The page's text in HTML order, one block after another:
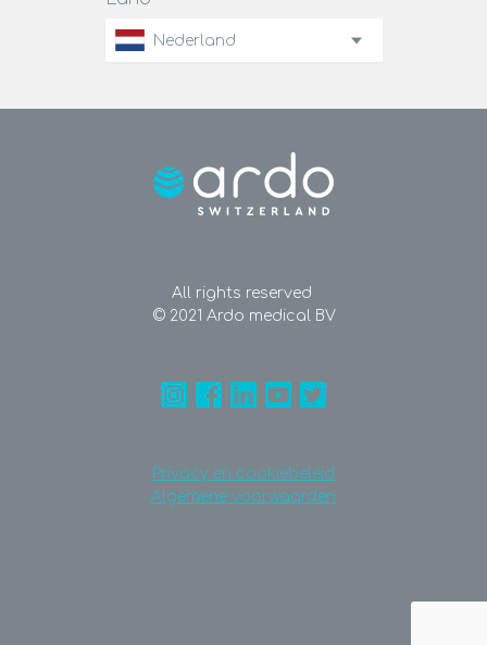
Nederland
All rights reserved
© 2021 Ardo medical BV
Privacy en cookiebeleid
Algemene voorwaarden